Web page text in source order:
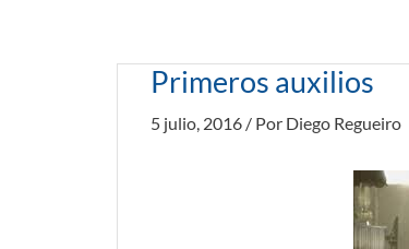
Primeros auxilios
5 julio, 2016 / Por Diego Regueiro